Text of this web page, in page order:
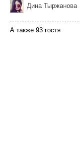
Дина Тыржанова
А также 93 гостя